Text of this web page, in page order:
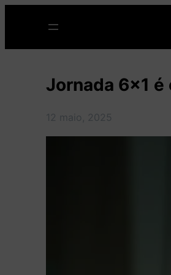
o
Jornada 6×1
12 maio, 2025